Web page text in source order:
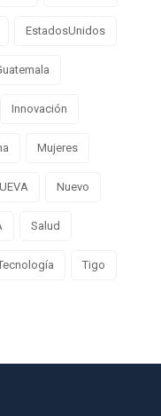
EstadosUnidos
Innovación
Mujeres
Nuevo
Salud
Tigo